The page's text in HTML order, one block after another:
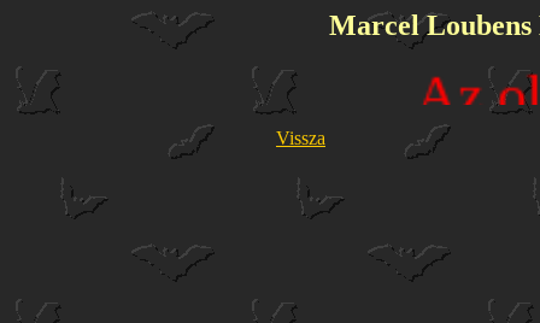
Marcel
Az
Vissza